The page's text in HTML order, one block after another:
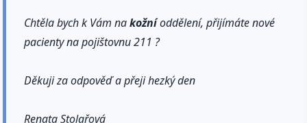
Chtěla bych k Vám nakožníoddělení, přijímáte nové
pacienty na pojištovnu 211 ?
Děkuji za odpověď a přeji hezký den
Renata Stolařová